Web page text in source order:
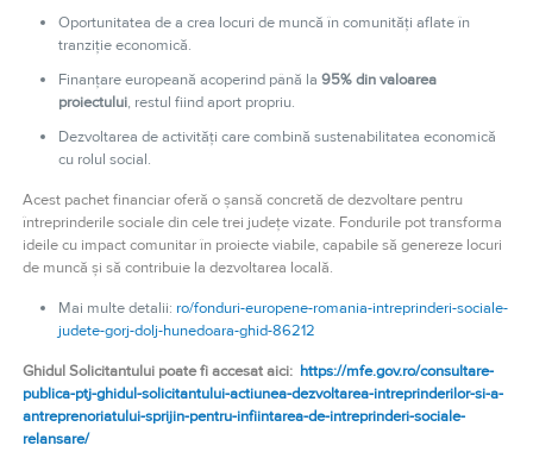
Oportunitatea de a crea locuri de muncă în comunități aflate în
tranziție economică.
Finanțare europeană acoperind până la95% din valoarea
proiectului, restul fiind aport propriu.
Dezvoltarea de activități care combină sustenabilitatea economică
cu rolul social.
Acest pachet financiar oferă o șansă concretă de dezvoltare pentru
întreprinderile sociale din cele trei județe vizate. Fondurile pot transforma
ideile cu impact comunitar în proiecte viabile, capabile să genereze locuri
de muncă și să contribuie la dezvoltarea locală.
Mai multe detalii: ro/fonduri-europene-romania-intreprinderi-sociale-
judete-gorj-dolj-hunedoara-ghid-86212
Ghidul Solicitantului poate fi accesat aici: https://mfe.gov.ro/consultare-
publica-ptj-ghidul-solicitantului-actiunea-dezvoltarea-intreprinderilor-si-a-
antreprenoriatului-sprijin-pentru-infiintarea-de-intreprinderi-sociale-
relansare/